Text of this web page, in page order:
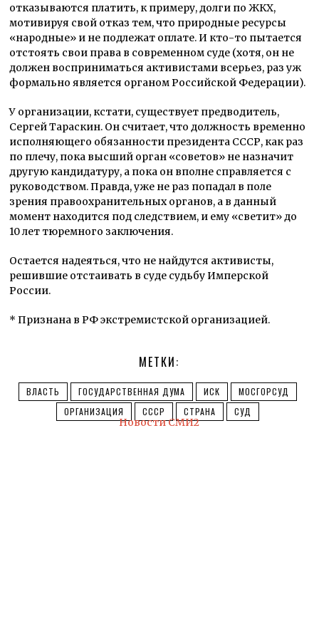
отказываются платить, к примеру, долги по ЖКХ,
мотивируя свой отказ тем, что природные ресурсы
«народные» и не подлежат оплате. И кто-то пытается
отстоять свои права в современном суде (хотя, он не
должен восприниматься активистами всерьез, раз уж
формально является органом Российской Федерации).
У организации, кстати, существует предводитель,
Сергей Тараскин. Он считает, что должность временно
исполняющего обязанности президента СССР, как раз
по плечу, пока высший орган «советов» не назначит
другую кандидатуру, а пока он вполне справляется с
руководством. Правда, уже не раз попадал в поле
зрения правоохранительных органов, а в данный
момент находится под следствием, и ему «светит» до
10 лет тюремного заключения.
Остается надеяться, что не найдутся активисты,
решившие отстаивать в суде судьбу Имперской
России.
* Признана в РФ экстремистской организацией.
МЕТКИ:
ВЛАСТЬ ГОСУДАРСТВЕННАЯ ДУМА ИСК
МОСГОРСУД
ОРГАНИЗАЦИЯ
СССР СТРАНА СУД
Новости СМИ2